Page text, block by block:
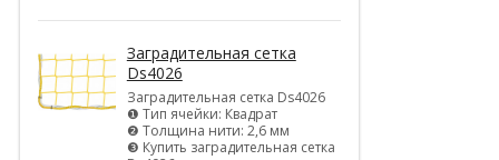
Заградительная сетка
Ds4026
Заградительная сетка Ds4026
❶ Тип ячейки: Квадрат
❷ Толщина нити: 2,6 мм
❸ Купить заградительная сетка